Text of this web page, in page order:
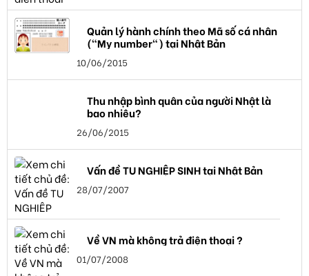
Quản lý hành chính theo Mã số cá nhân
("My number") tại Nhật Bản
10/06/2015
Thu nhập bình quân của người Nhật là
bao nhiêu?
26/06/2015
Vấn đề TU NGHIỆP SINH tại Nhật Bản
28/07/2007
Về VN mà không trả điện thoại ?
01/07/2008